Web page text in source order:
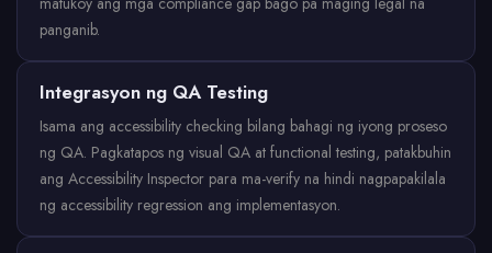
panganib.
Integrasyon ng QA Testing
Isama ang accessibility checking bilang bahagi ng iyong proseso
ng QA. Pagkatapos ng visual QA at functional testing, patakbuhin
ang Accessibility Inspector para ma-verify na hindi nagpapakilala
ng accessibility regression ang implementasyon.